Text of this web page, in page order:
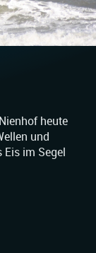
heute
und
Eis im Segel